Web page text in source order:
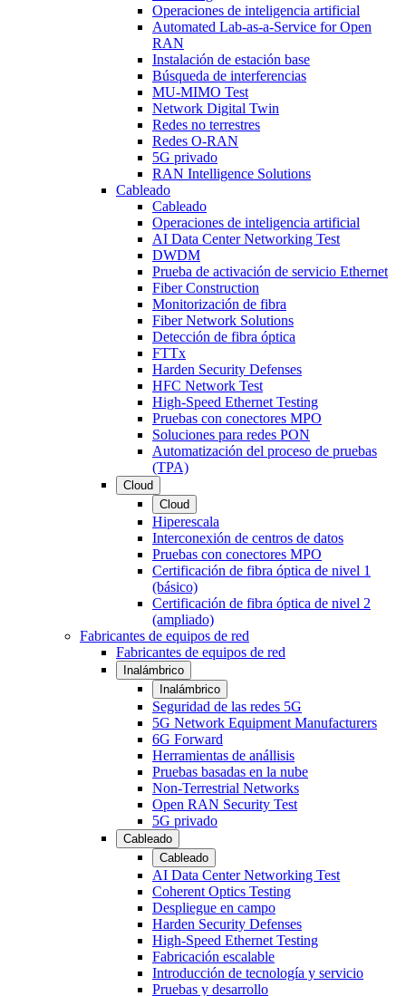
Operaciones de inteligencia artificial
Automated Lab-as-a-Service for Open
RAN
Instalación de estación base
Búsqueda de interferencias
MU-MIMO Test
Network Digital Twin
Redes no terrestres
Redes O-RAN
5G privado
RAN Intelligence Solutions
Cableado
Cableado
Operaciones de inteligencia artificial
AI Data Center Networking Test
DWDM
Prueba de activación de servicio Ethernet
Fiber Construction
Monitorización de fibra
Fiber Network Solutions
Detección de fibra óptica
FTTx
Harden Security Defenses
HFC Network Test
High-Speed Ethernet Testing
Pruebas con conectores MPO
Soluciones para redes PON
Automatización del proceso de pruebas
(TPA)
Cloud
Cloud
Hiperescala
Interconexión de centros de datos
Pruebas con conectores MPO
Certificación de fibra óptica de nivel 1
(básico)
Certificación de fibra óptica de nivel 2
(ampliado)
Fabricantes de equipos de red
Fabricantes de equipos de red
Inalámbrico
Inalámbrico
Seguridad de las redes 5G
5G Network Equipment Manufacturers
6G Forward
Herramientas de anállisis
Pruebas basadas en la nube
Non-Terrestrial Networks
Open RAN Security Test
5G privado
Cableado
Cableado
AI Data Center Networking Test
Coherent Optics Testing
Despliegue en campo
Harden Security Defenses
High-Speed Ethernet Testing
Fabricación escalable
Introducción de tecnología y servicio
Pruebas y desarrollo